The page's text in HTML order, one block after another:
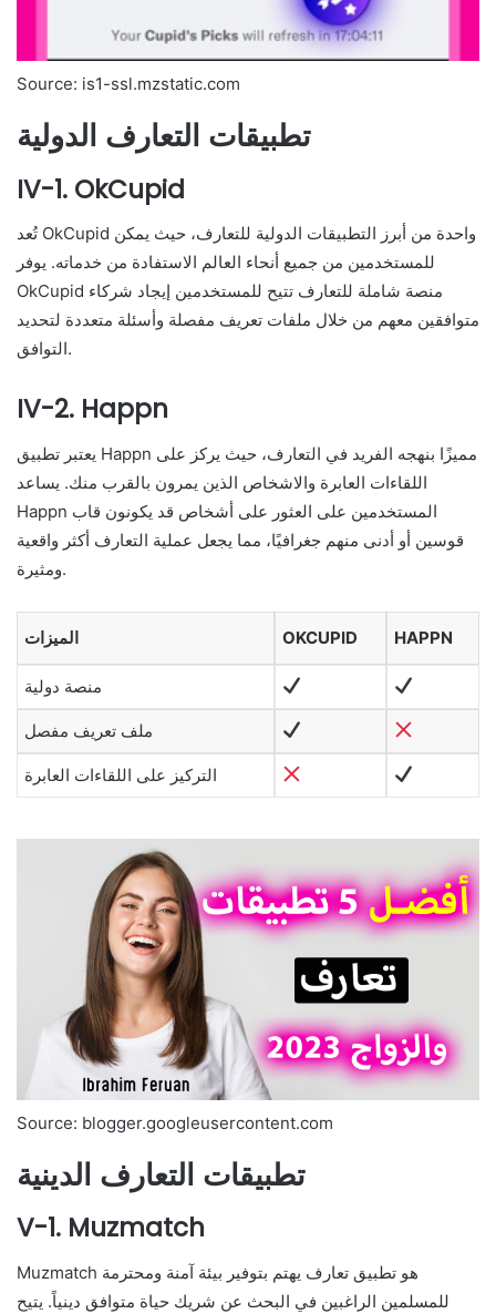
Source: is1-ssl.mzstatic.com
تطبيقات التعارف الدولية
IV-1. OkCupid
تُعد OkCupid واحدة من أبرز التطبيقات الدولية للتعارف، حيث يمكن
للمستخدمين من جميع أنحاء العالم الاستفادة من خدماته. يوفر
OkCupid منصة شاملة للتعارف تتيح للمستخدمين إيجاد شركاء
متوافقين معهم من خلال ملفات تعريف مفصلة وأسئلة متعددة لتحديد
التوافق.
IV-2. Happn
يعتبر تطبيق Happn مميزًا بنهجه الفريد في التعارف، حيث يركز على
اللقاءات العابرة والاشخاص الذين يمرون بالقرب منك. يساعد
Happn المستخدمين على العثور على أشخاص قد يكونون قاب
قوسين أو أدنى منهم جغرافيًا، مما يجعل عملية التعارف أكثر واقعية
ومثيرة.
الميزات OKCUPID HAPPN
منصة دولية
ملف تعريف مفصل
التركيز على اللقاءات العابرة
Source: blogger.googleusercontent.com
تطبيقات التعارف الدينية
V-1. Muzmatch
Muzmatch هو تطبيق تعارف يهتم بتوفير بيئة آمنة ومحترمة
للمسلمين الراغبين في البحث عن شريك حياة متوافق دينياً. يتيح